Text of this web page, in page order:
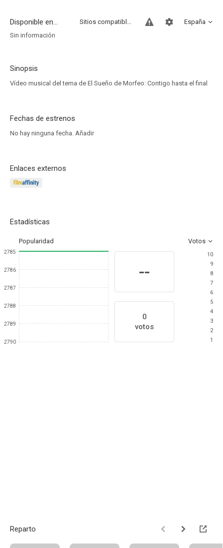
Disponible en... España
Sitios compatibles
Sin información
Sinopsis
Vídeo musical del tema de El Sueño de Morfeo: Contigo hasta el final
Fechas de estrenos
No hay ninguna fecha. Añadir
Enlaces externos
Estadísticas
Popularidad Votos
2785
2786
2787
2788
2789
2790
--
0
votos
10
9
8
7
6
5
4
3
2
1
Reparto